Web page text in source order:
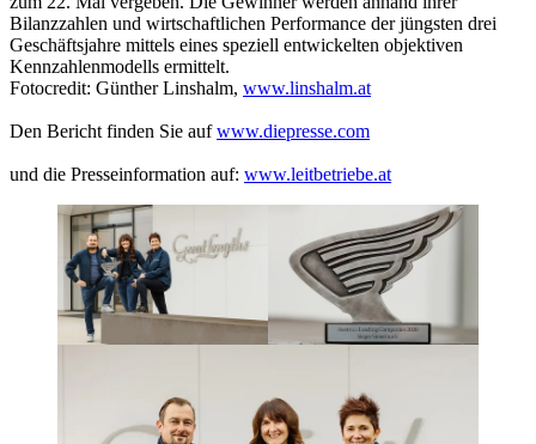
Bilanzzahlen und wirtschaftlichen Performance der jüngsten drei
Geschäftsjahre mittels eines speziell entwickelten objektiven
Kennzahlenmodells ermittelt.
Fotocredit: Günther Linshalm, www.linshalm.at
Den Bericht finden Sie aufwww.diepresse.com
und die Presseinformation auf: www.leitbetriebe.at